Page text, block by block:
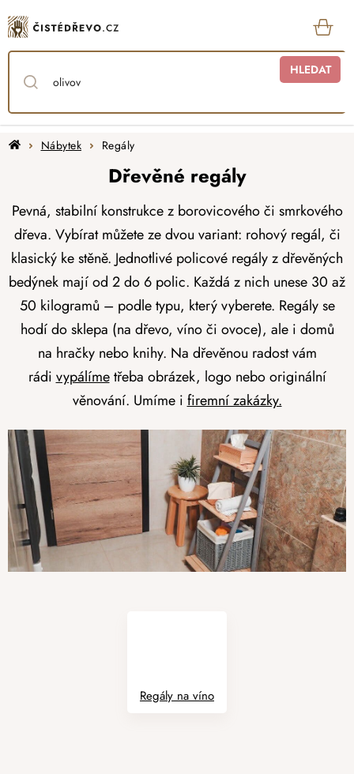
na
obsah
HLEDAT
DomůNábytek Regály
Dřevěné regály
Pevná, stabilní konstrukce z borovicového či smrkového
dřeva. Vybírat můžete ze dvou variant: rohový regál, či
klasický ke stěně. Jednotlivé policové regály z dřevěných
bedýnek mají od 2 do 6 polic. Každá z nich unese 30 až
50 kilogramů – podle typu, který vyberete. Regály se
hodí do sklepa (na dřevo, víno či ovoce), ale i domů
na hračkynebo knihy. Na dřevěnou radost vám
rádivypálímetřeba obrázek, logo nebo originální
věnování. Umíme ifiremní zakázky.
Regály na víno